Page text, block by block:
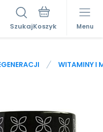
Szukaj Menu
WITAMINY I